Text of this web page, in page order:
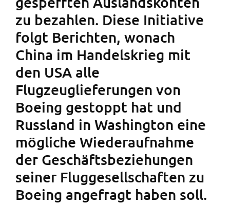
zu bezahlen. Diese Initiative
folgt Berichten, wonach
China im Handelskrieg mit
den USA alle
Flugzeuglieferungen von
Boeing gestoppt hat und
Russland in Washington eine
mögliche Wiederaufnahme
der Geschäftsbeziehungen
seiner Fluggesellschaften zu
Boeing angefragt haben soll.